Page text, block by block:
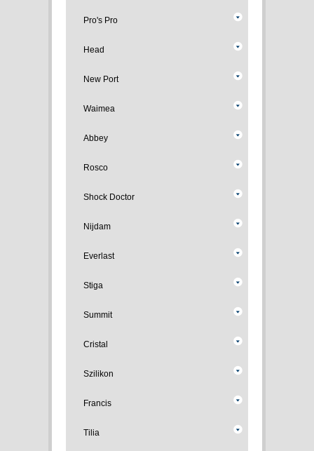
Pro's Pro
Head
New Port
Waimea
Abbey
Rosco
Shock Doctor
Nijdam
Everlast
Stiga
Summit
Cristal
Szilikon
Francis
Tilia